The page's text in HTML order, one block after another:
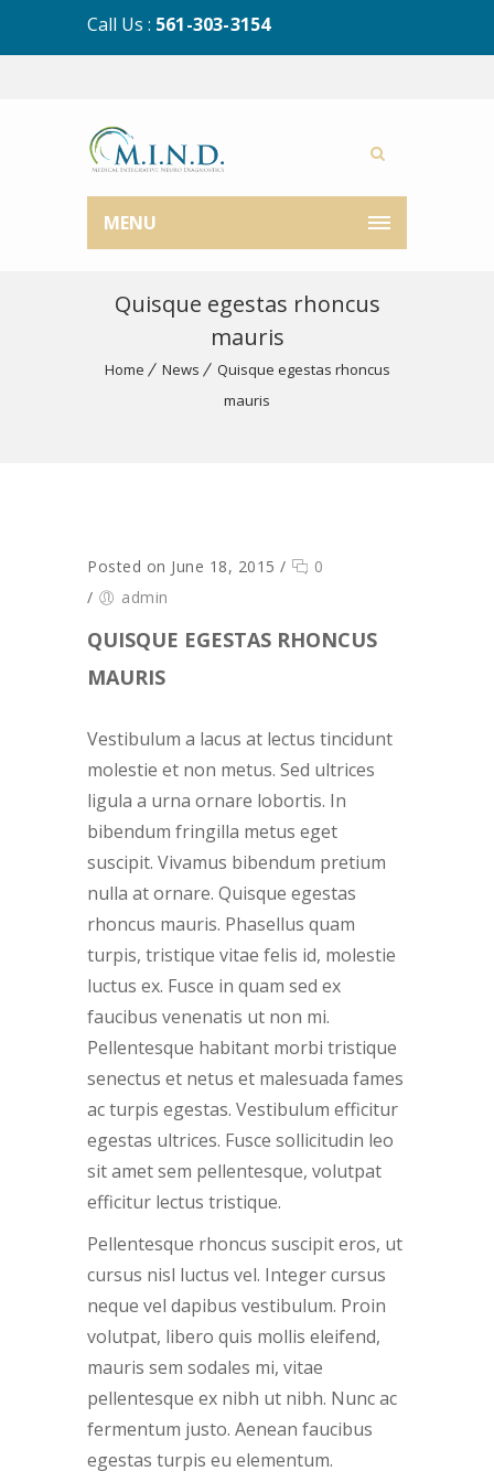
Call Us : 561-303-3154
MENU
Quisque egestas rhoncus
mauris
Home News
Quisque egestas rhoncus
mauris
Posted on June 18, 2015 /
0
/
admin
QUISQUE EGESTAS RHONCUS
MAURIS
Vestibulum a lacus at lectus tincidunt
molestie et non metus. Sed ultrices
ligula a urna ornare lobortis. In
bibendum fringilla metus eget
suscipit. Vivamus bibendum pretium
nulla at ornare. Quisque egestas
rhoncus mauris. Phasellus quam
turpis, tristique vitae felis id, molestie
luctus ex. Fusce in quam sed ex
faucibus venenatis ut non mi.
Pellentesque habitant morbi tristique
senectus et netus et malesuada fames
ac turpis egestas. Vestibulum efficitur
egestas ultrices. Fusce sollicitudin leo
sit amet sem pellentesque, volutpat
efficitur lectus tristique.
Pellentesque rhoncus suscipit eros, ut
cursus nisl luctus vel. Integer cursus
neque vel dapibus vestibulum. Proin
volutpat, libero quis mollis eleifend,
mauris sem sodales mi, vitae
pellentesque ex nibh ut nibh. Nunc ac
fermentum justo. Aenean faucibus
egestas turpis eu elementum.